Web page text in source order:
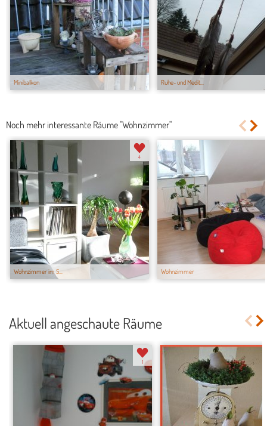
Minibalkon Ruhe- und Medit...
Noch mehr interessante Räume "Wohnzimmer"
Wohnzimmer im S...
4
Wohnzimmer
Aktuell angeschaute Räume
1